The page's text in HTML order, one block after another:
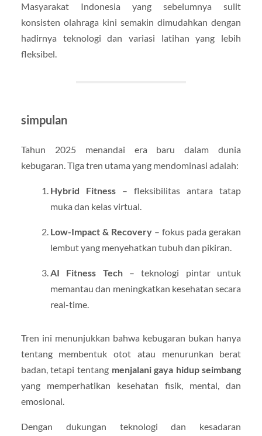
Masyarakat Indonesia yang sebelumnya sulit
konsisten olahraga kini semakin dimudahkan dengan
hadirnya teknologi dan variasi latihan yang lebih
fleksibel.
simpulan
Tahun 2025 menandai era baru dalam dunia
kebugaran. Tiga tren utama yang mendominasi adalah:
Hybrid Fitness– fleksibilitas antara tatap
muka dan kelas virtual.
Low-Impact & Recovery– fokus pada gerakan
lembut yang menyehatkan tubuh dan pikiran.
AI Fitness Tech– teknologi pintar untuk
memantau dan meningkatkan kesehatan secara
real-time.
Tren ini menunjukkan bahwa kebugaran bukan hanya
tentang membentuk otot atau menurunkan berat
badan, tetapi tentang menjalani gaya hidup seimbang
yang memperhatikan kesehatan fisik, mental, dan
emosional.
Dengan dukungan teknologi dan kesadaran